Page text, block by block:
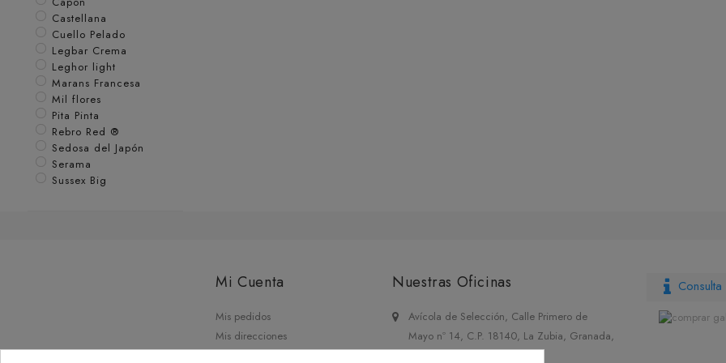
Castellana
Cuello Pelado
Legbar Crema
Leghor light
Marans Francesa
Mil flores
Pita Pinta
Rebro Red ®
Sedosa del Japón
Serama
Sussex Big
Mi Cuenta
Mis pedidos
Mis direcciones
Mis datos personales
Nuestras Oficinas
Avícola de Selección, Calle Primero de
Mayo nº 14, C.P. 18140, La Zubia, Granada,
España.